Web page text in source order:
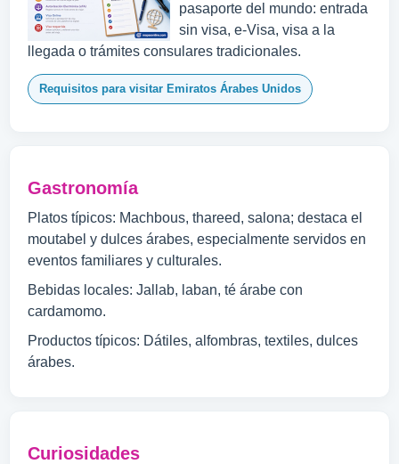
pasaporte del mundo: entrada
sin visa, e-Visa, visa a la
llegada o trámites consulares tradicionales.
Requisitos para visitar Emiratos Árabes Unidos
Gastronomía
Platos típicos: Machbous, thareed, salona; destaca el
moutabel y dulces árabes, especialmente servidos en
eventos familiares y culturales.
Bebidas locales: Jallab, laban, té árabe con
cardamomo.
Productos típicos: Dátiles, alfombras, textiles, dulces
árabes.
Curiosidades